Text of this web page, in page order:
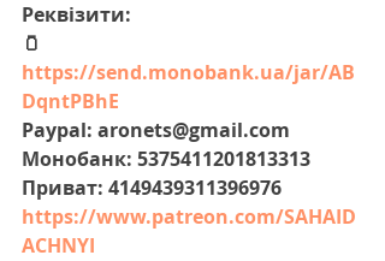
Реквізити:
🫙
https://send.monobank.ua/jar/AB
DqntPBhE
Paypal: aronets@gmail.com
Монобанк: 5375411201813313
Приват: 4149439311396976
https://www.patreon.com/SAHAID
ACHNYI